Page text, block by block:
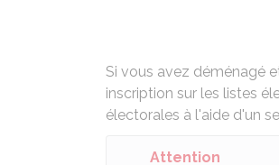
Si vous avez déménagé
inscription sur les listes
électorales à l'aide d'un
Attention